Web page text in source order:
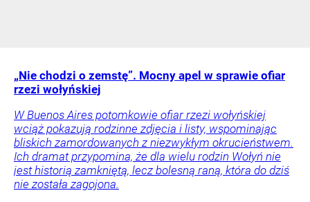
„Nie chodzi o zemstę”. Mocny apel w sprawie ofiar
rzezi wołyńskiej
W Buenos Aires potomkowie ofiar rzezi wołyńskiej
wciąż pokazują rodzinne zdjęcia i listy, wspominając
bliskich zamordowanych z niezwykłym okrucieństwem.
Ich dramat przypomina, że dla wielu rodzin Wołyń nie
jest historią zamkniętą, lecz bolesną raną, która do dziś
nie została zagojona.